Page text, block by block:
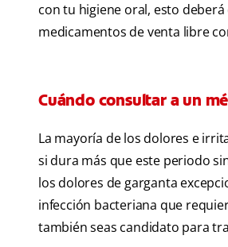
con tu higiene oral, esto
medicamentos de venta libre
Cuándo consultar a un
La mayoría de los dolores e
si dura más que este periodo
los dolores de garganta
infección bacteriana que
también seas candidato para